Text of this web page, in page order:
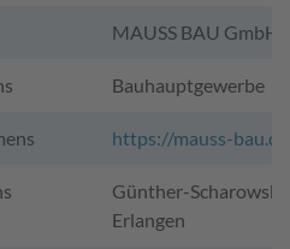
MAUSS BAU GmbH
Bauhauptgewerbe
https://mauss-bau.de
Günther-
Erlangen